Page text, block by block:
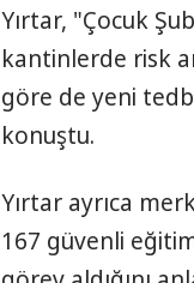
Yırtar, "Çocuk
kantinlerde risk
göre de yeni
konuştu.
Yırtar ayrıca
167 güvenli